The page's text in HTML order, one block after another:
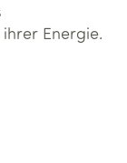
Energie.